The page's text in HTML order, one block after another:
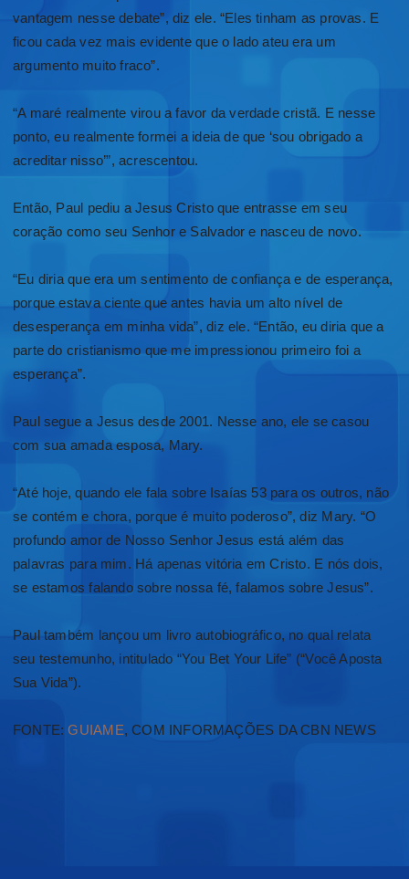
vantagem nesse debate”, diz ele. “Eles tinham as provas. E
ficou cada vez mais evidente que o lado ateu era um
argumento muito fraco”.
“A maré realmente virou a favor da verdade cristã. E nesse
ponto, eu realmente formei a ideia de que ‘sou obrigado a
acreditar nisso’”, acrescentou.
Então, Paul pediu a Jesus Cristo que entrasse em seu
coração como seu Senhor e Salvador e nasceu de novo.
“Eu diria que era um sentimento de confiança e de esperança,
porque estava ciente que antes havia um alto nível de
desesperança em minha vida”, diz ele. “Então, eu diria que a
parte do cristianismo que me impressionou primeiro foi a
esperança”.
Paul segue a Jesus desde 2001. Nesse ano, ele se casou
com sua amada esposa, Mary.
“Até hoje, quando ele fala sobre Isaías 53 para os outros, não
se contém e chora, porque é muito poderoso”, diz Mary. “O
profundo amor de Nosso Senhor Jesus está além das
palavras para mim. Há apenas vitória em Cristo. E nós dois,
se estamos falando sobre nossa fé, falamos sobre Jesus”.
Paul também lançou um livro autobiográfico, no qual relata
seu testemunho, intitulado “You Bet Your Life” (“Você Aposta
Sua Vida”).
FONTE:GUIAME, COM INFORMAÇÕES DA CBN NEWS